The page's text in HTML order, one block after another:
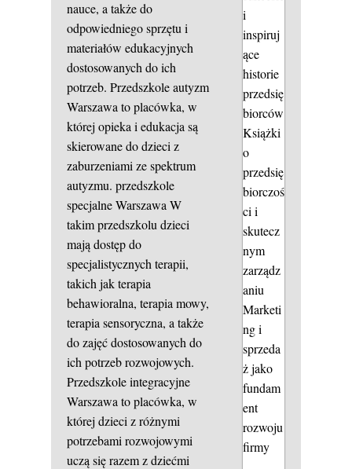
nauce, a także do
odpowiedniego sprzętu i
materiałów edukacyjnych
dostosowanych do ich
potrzeb. Przedszkole autyzm
Warszawa to placówka, w
której opieka i edukacja są
skierowane do dzieci z
zaburzeniami ze spektrum
autyzmu. przedszkole
specjalne Warszawa W
takim przedszkolu dzieci
mają dostęp do
specjalistycznych terapii,
takich jak terapia
behawioralna, terapia mowy,
terapia sensoryczna, a także
do zajęć dostosowanych do
ich potrzeb rozwojowych.
Przedszkole integracyjne
Warszawa to placówka, w
której dzieci z różnymi
potrzebami rozwojowymi
uczą się razem z dziećmi
i
inspiruj
ące
historie
przedsię
biorców
Książki
o
przedsię
biorczoś
ci i
skutecz
nym
zarządz
aniu
Marketi
ng i
sprzeda
ż jako
fundam
ent
rozwoju
firmy